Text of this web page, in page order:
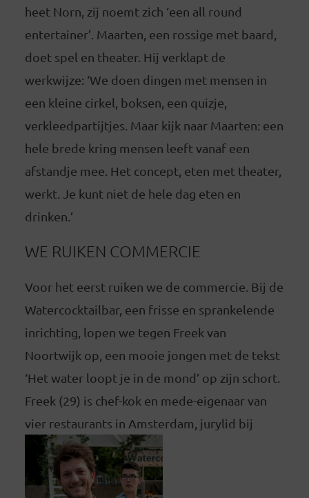
heet Norn, zij noemt zich ‘een all round
entertainer’. Maarten, een rossige met baard,
doet spel en theater. Hij verklapt de
werkwijze: ‘We doen dingen met mensen in
een kleine cirkel, boksen, een quizje,
verkleedpartijtjes. Maar kijk naar Maarten: een
hele brede kring mensen leeft vanaf een
afstandje mee. Het concept, eten met theater,
werkt. Je kunt niet de hele dag eten en
drinken.’
WE RUIKEN COMMERCIE
Voor het eerst ruiken we de commercie. Bij de
Watercocktailbar, een frisse en sprankelende
inrichting, lopen we tegen Freek van
Noortwijk op, een mooie jongen met de tekst
‘Het water loopt je in de mond’ op zijn schort.
Freek (29) is chef-kok en mede-eigenaar van
vier restaurants in Amsterdam, jurylid bij